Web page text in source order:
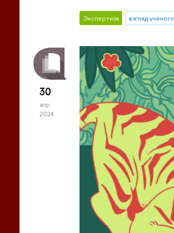
Экспертиза взгляд ученого
30
апр
2024